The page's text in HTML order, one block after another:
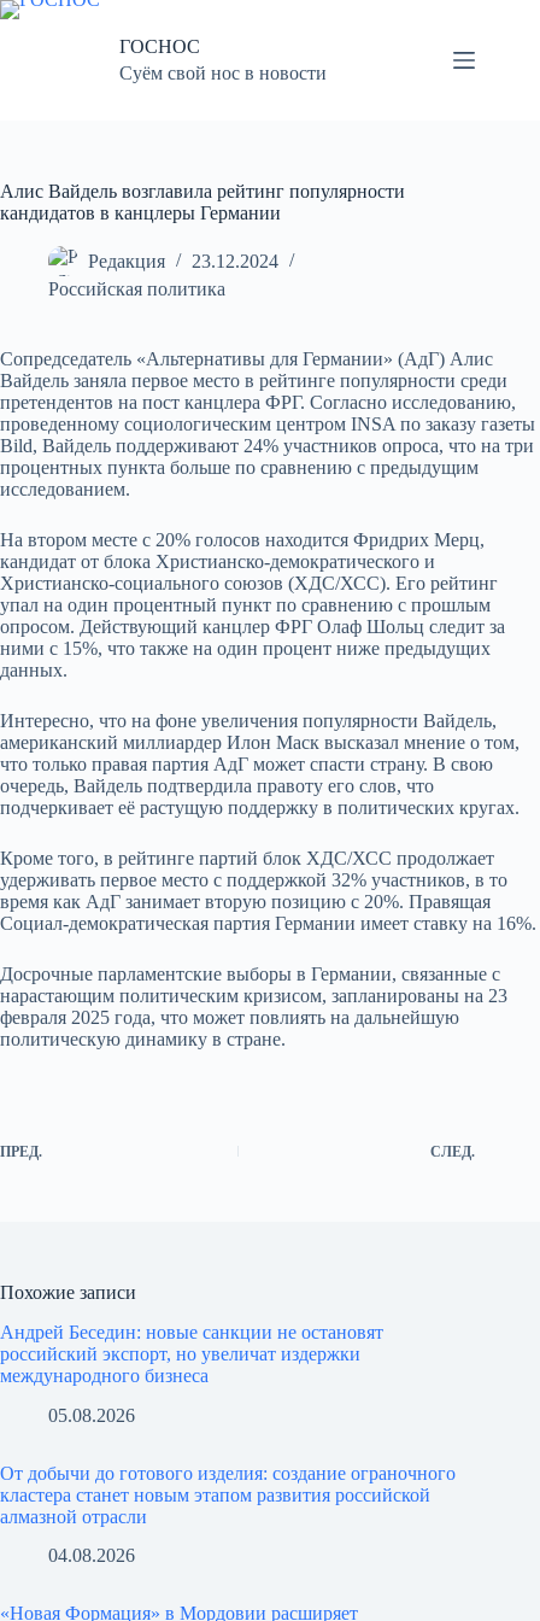
Перейти
ГОСНОС
Суём свой нос в новости
Алис Вайдель возглавила рейтинг популярности
кандидатов в канцлеры Германии
Редакция
23.12.2024
Российская политика
Сопредседатель «Альтернативы для Германии» (АдГ) Алис
Вайдель заняла первое место в рейтинге популярности среди
претендентов на пост канцлера ФРГ. Согласно исследованию,
проведенному социологическим центром INSA по заказу газеты
Bild, Вайдель поддерживают 24% участников опроса, что на три
процентных пункта больше по сравнению с предыдущим
исследованием.
На втором месте с 20% голосов находится Фридрих Мерц,
кандидат от блока Христианско-демократического и
Христианско-социального союзов (ХДС/ХСС). Его рейтинг
упал на один процентный пункт по сравнению с прошлым
опросом. Действующий канцлер ФРГ Олаф Шольц следит за
ними с 15%, что также на один процент ниже предыдущих
данных.
Интересно, что на фоне увеличения популярности Вайдель,
американский миллиардер Илон Маск высказал мнение о том,
что только правая партия АдГ может спасти страну. В свою
очередь, Вайдель подтвердила правоту его слов, что
подчеркивает её растущую поддержку в политических кругах.
Кроме того, в рейтинге партий блок ХДС/ХСС продолжает
удерживать первое место с поддержкой 32% участников, в то
время как АдГ занимает вторую позицию с 20%. Правящая
Социал-демократическая партия Германии имеет ставку на 16%.
Досрочные парламентские выборы в Германии, связанные с
нарастающим политическим кризисом, запланированы на 23
февраля 2025 года, что может повлиять на дальнейшую
политическую динамику в стране.
ПРЕД. СЛЕД.
Похожие записи
Андрей Беседин: новые санкции не остановят
российский экспорт, но увеличат издержки
международного бизнеса
05.08.2026
От добычи до готового изделия: создание ограночного
кластера станет новым этапом развития российской
алмазной отрасли
04.08.2026
«Новая Формация» в Мордовии расширяет